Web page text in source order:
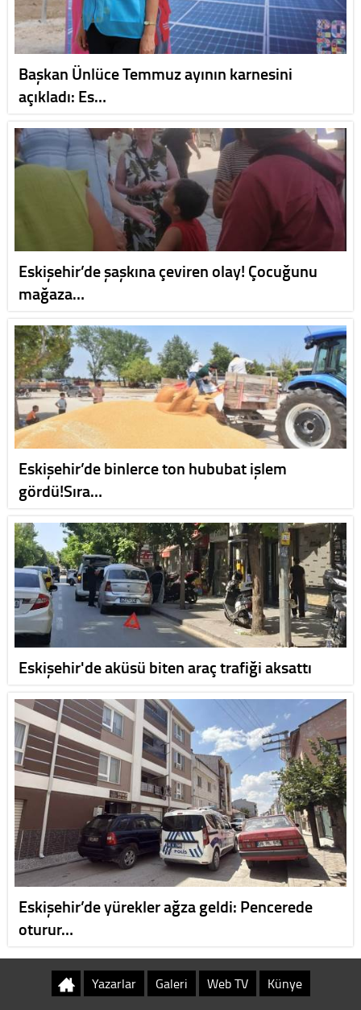
Başkan Ünlüce Temmuz ayının karnesini
açıkladı: Es…
Eskişehir’de şaşkına çeviren olay! Çocuğunu
mağaza…
Eskişehir’de binlerce ton hububat işlem
gördü!Sıra…
Eskişehir'de aküsü biten araç trafiği aksattı
Eskişehir’de yürekler ağza geldi: Pencerede
oturur…
Yazarlar Galeri Web TV Künye